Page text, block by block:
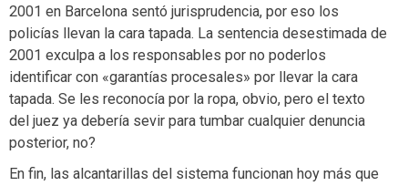
2001 en Barcelona sentó jurisprudencia, por eso los
policías llevan la cara tapada. La sentencia desestimada de
2001 exculpa a los responsables por no poderlos
identificar con «garantías procesales» por llevar la cara
tapada. Se les reconocía por la ropa, obvio, pero el texto
del juez ya debería sevir para tumbar cualquier denuncia
posterior, no?
En fin, las alcantarillas del sistema funcionan hoy más que